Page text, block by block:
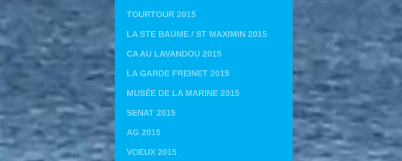
TOURTOUR 2015
LA STE BAUME / ST MAXIMIN 2015
CA AU LAVANDOU 2015
LA GARDE FREINET 2015
MUSÉE DE LA MARINE 2015
SENAT 2015
AG 2015
VOEUX 2015